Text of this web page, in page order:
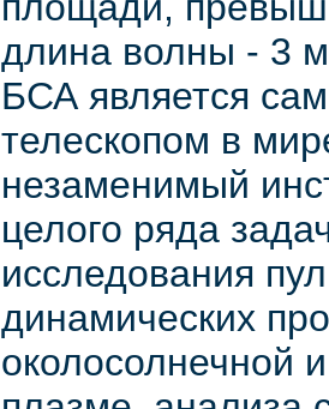
длина волны - 3
БСА является
телескопом в
незаменимый
целого ряда
исследования
динамических
околосолнечной